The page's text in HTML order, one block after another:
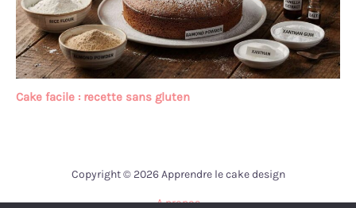
Cake facile : recette sans gluten
Copyright © 2026 Apprendre le cake design
A propos